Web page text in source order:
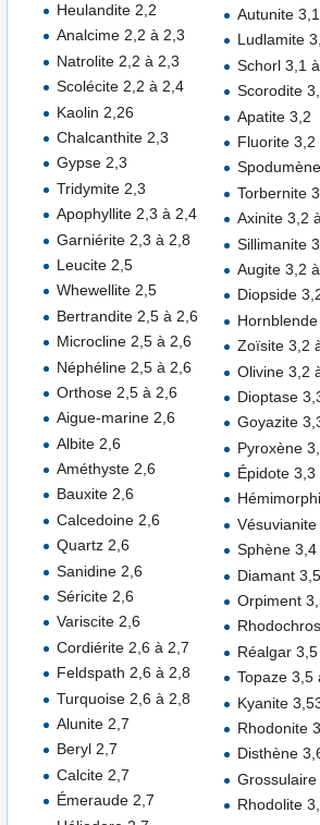
Heulandite 2,2
Analcime 2,2 à 2,3
Natrolite 2,2 à 2,3
Scolécite 2,2 à 2,4
Kaolin 2,26
Chalcanthite 2,3
Gypse 2,3
Tridymite 2,3
Apophyllite 2,3 à 2,4
Garniérite 2,3 à 2,8
Leucite 2,5
Whewellite 2,5
Bertrandite 2,5 à 2,6
Microcline 2,5 à 2,6
Néphéline 2,5 à 2,6
Orthose 2,5 à 2,6
Aigue-marine 2,6
Albite 2,6
Améthyste 2,6
Bauxite 2,6
Calcedoine 2,6
Quartz 2,6
Sanidine 2,6
Séricite 2,6
Variscite 2,6
Cordiérite 2,6 à 2,7
Feldspath 2,6 à 2,8
Turquoise 2,6 à 2,8
Alunite 2,7
Beryl 2,7
Calcite 2,7
Émeraude 2,7
Autunite
Ludlamite
Schorl 3,1
Scorodite
Apatite 3,2
Fluorite 3,2
Torbernite
Axinite 3,2
Sillimanite
Augite 3,2
Diopside
Zoïsite 3,2
Olivine 3,2
Dioptase
Goyazite
Pyroxène
Épidote 3,3
Sphène
Diamant
Orpiment
Réalgar
Topaze 3,5
Kyanite
Rhodonite
Disthène
Rhodolite